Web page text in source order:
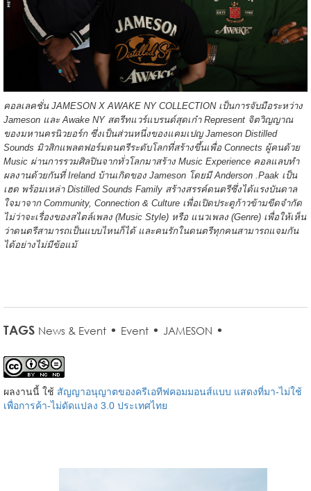
คอลเลคชั่น JAMESON X AWAKE NY COLLECTION เป็นการจับมือระหว่าง
Jameson และ Awake NY สตรีทแวร์แบรนด์สุดเก๋า Represent จิตวิญญาณ
ของมหานครนิวยอร์ก ซึ่งเป็นส่วนหนึ่งของแคมเปญ Jameson Distilled
Sounds มิวสิกแพลตฟอร์มดนตรีระดับโลกที่สร้างขึ้นเพื่อ Connects ผู้คนด้วย
Music ผ่านการรวมศิลปินจากทั่วโลกมาสร้าง Music Experience คอลแลบทำ
ผลงานด้วยกันที่ Ireland บ้านเกิดของ Jameson โดยมี Anderson .Paak เป็น
เฮด พร้อมเหล่า Distilled Sounds Family สร้างสรรค์ดนตรีซึ่งได้แรงบันดาล
ใจมาจาก Community, Connection & Culture เพื่อเปิดประตูก้าวข้ามขีดจำกัด
ไม่ว่าจะเรื่องของสไตล์เพลง (Music Style) หรือ แนวเพลง (Genre) เพื่อให้เห็น
ว่าดนตรีสามารถเป็นแบบไหนก็ได้ และคนรักในดนตรีทุกคนสามารถแจมกัน
ได้อย่างไม่มีข้อแม้
TAGS News & Event • Event • JAMESON •
ผลงานนี้ ใช้ สัญญาอนุญาตของครีเอทีฟคอมมอนส์แบบ แสดงที่มา-ไม่ใช้
เพื่อการค้า-ไม่ดัดแปลง 3.0 ประเทศไทย